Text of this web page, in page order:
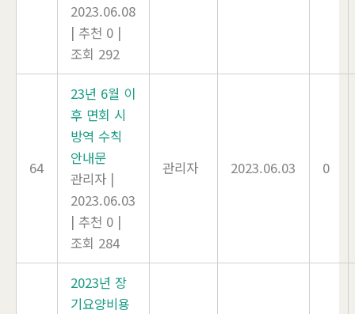
2023.06.08
| 추천 0 |
조회 292
64
23년 6월 이
후 면회 시
방역 수칙
안내문
관리자 |
2023.06.03
| 추천 0 |
조회 284
관리자 2023.06.03 0
2023년 장
기요양비용